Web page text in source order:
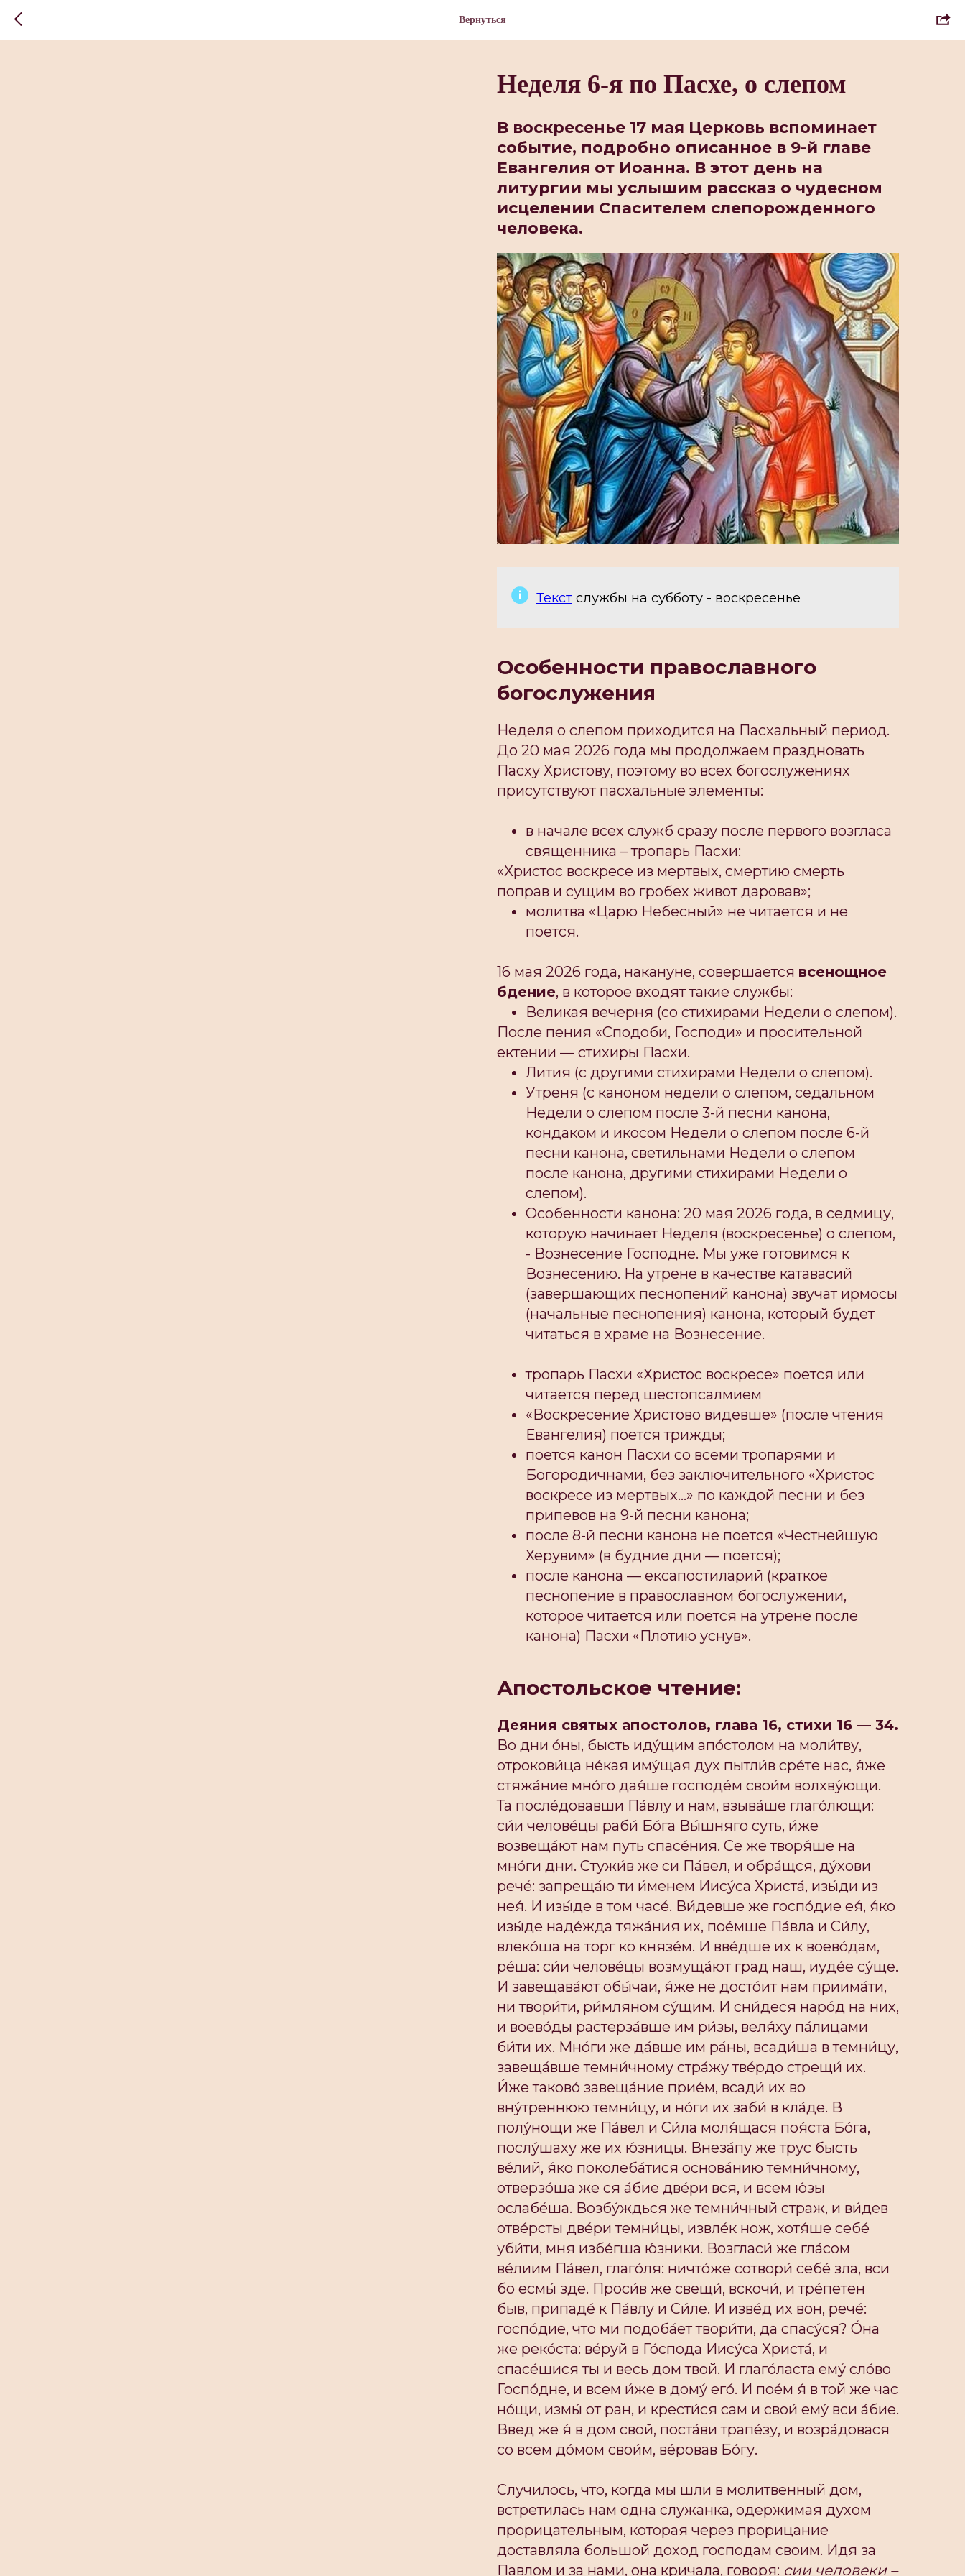
Вернуться
Неделя 6-я по Пасхе, о слепом
В воскресенье 17 мая Церковь вспоминает
событие, подробно описанное в 9-й главе
Евангелия от Иоанна. В этот день на
литургии мы услышим рассказ о чудесном
исцелении Спасителем слепорожденного
человека.
Текст службы на субботу - воскресенье
Особенности православного
богослужения
Неделя о слепом приходится на Пасхальный период.
До 20 мая 2026 года мы продолжаем праздновать
Пасху Христову, поэтому во всех богослужениях
присутствуют пасхальные элементы:
в начале всех служб сразу после первого возгласа
священника – тропарь Пасхи:
«Христос воскресе из мертвых, смертию смерть
поправ и сущим во гробех живот даровав»;
молитва «Царю Небесный» не читается и не
поется.
16 мая 2026 года, накануне, совершается всенощное
бдение, в которое входят такие службы:
Великая вечерня (со стихирами Недели о слепом).
После пения «Сподоби, Господи» и просительной
ектении — стихиры Пасхи.
Лития (с другими стихирами Недели о слепом).
Утреня (с каноном недели о слепом, седальном
Недели о слепом после 3-й песни канона,
кондаком и икосом Недели о слепом после 6-й
песни канона, светильнами Недели о слепом
после канона, другими стихирами Недели о
слепом).
Особенности канона: 20 мая 2026 года, в седмицу,
которую начинает Неделя (воскресенье) о слепом,
- Вознесение Господне. Мы уже готовимся к
Вознесению. На утрене в качестве катавасий
(завершающих песнопений канона) звучат ирмосы
(начальные песнопения) канона, который будет
читаться в храме на Вознесение.
тропарь Пасхи «Христос воскресе» поется или
читается перед шестопсалмием
«Воскресение Христово видевше» (после чтения
Евангелия) поется трижды;
поется канон Пасхи со всеми тропарями и
Богородичнами, без заключительного «Христос
воскресе из мертвых…» по каждой песни и без
припевов на 9-й песни канона;
после 8-й песни канона не поется «Честнейшую
Херувим» (в будние дни — поется);
после канона — ексапостиларий (краткое
песнопение в православном богослужении,
которое читается или поется на утрене после
канона) Пасхи «Плотию уснув».
Апостольское чтение:
Деяния святых апостолов, глава 16, стихи 16 — 34.
Во дни о́ны, бысть иду́щим апо́столом на моли́тву,
отрокови́ца не́кая иму́щая дух пытли́в сре́те нас, я́же
стяжа́ние мно́го дая́ше господе́м свои́м волхву́ющи.
Та после́довавши Па́влу и нам, взыва́ше глаго́лющи:
си́и челове́цы раби́ Бо́га Вы́шняго суть, и́же
возвеща́ют нам путь спасе́ния. Се же творя́ше на
мно́ги дни. Стужи́в же си Па́вел, и обра́щся, ду́хови
рече́: запреща́ю ти и́менем Иису́са Христа́, изы́ди из
нея́. И изы́де в том часе́. Ви́девше же госпо́дие ея́, я́ко
изы́де наде́жда тяжа́ния их, пое́мше Па́вла и Си́лу,
влеко́ша на торг ко князе́м. И вве́дше их к воево́дам,
ре́ша: си́и челове́цы возмуща́ют град наш, иуде́е су́ще.
И завещава́ют обы́чаи, я́же не досто́ит нам приима́ти,
ни твори́ти, ри́мляном су́щим. И сни́деся наро́д на них,
и воево́ды растерза́вше им ри́зы, веля́ху па́лицами
би́ти их. Мно́ги же да́вше им ра́ны, всади́ша в темни́цу,
завеща́вше темни́чному стра́жу тве́рдо стрещи́ их.
И́же таково́ завеща́ние прие́м, всади́ их во
вну́треннюю темни́цу, и но́ги их заби́ в кла́де. В
полу́нощи же Па́вел и Си́ла моля́щася поя́ста Бо́га,
послу́шаху же их ю́зницы. Внеза́пу же трус бысть
ве́лий, я́ко поколеба́тися основа́нию темни́чному,
отверзо́ша же ся а́бие две́ри вся, и всем ю́зы
ослабе́ша. Возбу́ждься же темни́чный страж, и ви́дев
отве́рсты две́ри темни́цы, извле́к нож, хотя́ше себе́
уби́ти, мня избе́гша ю́зники. Возгласи́ же гла́сом
ве́лиим Па́вел, глаго́ля: ничто́же сотвори́ себе́ зла, вси
бо есмы́ зде. Проси́в же свещи́, вскочи́, и тре́петен
быв, припаде́ к Па́влу и Си́ле. И изве́д их вон, рече́:
госпо́дие, что ми подоба́ет твори́ти, да спасу́ся? О́на
же реко́ста: ве́руй в Го́спода Иису́са Христа́, и
спасе́шися ты и весь дом твой. И глаго́ласта ему́ сло́во
Госпо́дне, и всем и́же в дому́ его́. И пое́м я́ в той же час
но́щи, измы́ от ран, и крести́ся сам и свои́ ему́ вси а́бие.
Введ же я́ в дом свой, поста́ви трапе́зу, и возра́довася
со всем до́мом свои́м, ве́ровав Бо́гу.
Случилось, что, когда мы шли в молитвенный дом,
встретилась нам одна служанка, одержимая духом
прорицательным, которая через прорицание
доставляла большой доход господам своим. Идя за
Павлом и за нами, она кричала, говоря: сии человеки –